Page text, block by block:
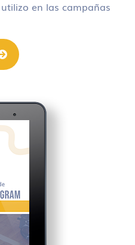
en las campañas